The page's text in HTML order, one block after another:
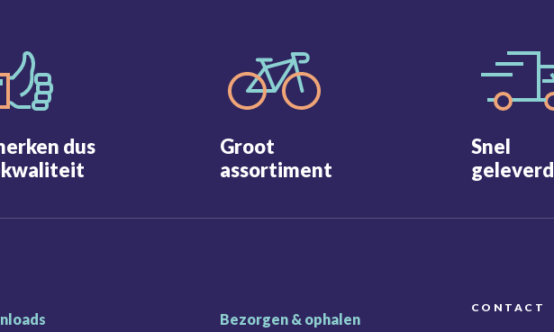
dus
Groot
assortiment
Snel
geleverd
Bezorgen & ophalen
CONTACT